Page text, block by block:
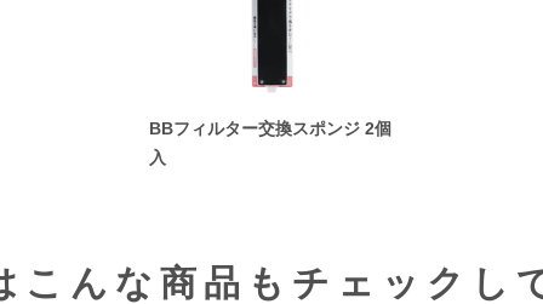
BBフィルター交換スポンジ 2個
入
こんな商品も チェックし